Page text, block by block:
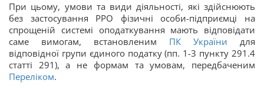
При цьому, умови та види діяльності, які здійснюють
без застосування РРО фізичні особи-підприємці на
спрощеній системі оподаткування мають відповідати
саме вимогам, встановленим ПК України для
відповідної групи єдиного податку (пп. 1-3 пункту 291.4
статті 291), а не формам та умовам, передбаченим
Переліком.